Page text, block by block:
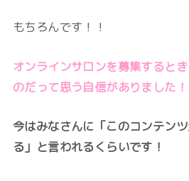
もちろんです！！
オンラインサロンを募集すると
のだって思う自信がありました！
今はみなさんに「このコンテン
る」と言われるくらいです！